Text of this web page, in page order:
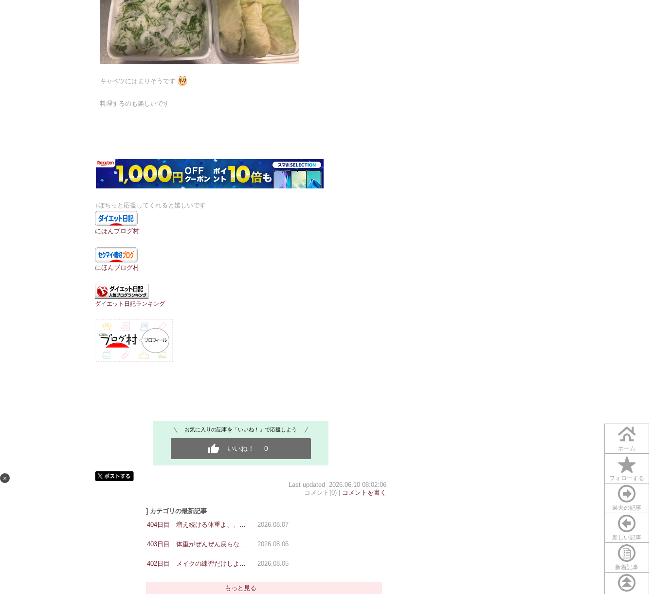
ホーム
フォローする
過去の記事
新しい記事
新着記事
キャベツにはまりそうです
料理するのも楽しいです
↓ぼちっと応援してくれると嬉しいです
にほんブログ村
にほんブログ村
ダイエット日記ランキング
お気に入りの記事を「いいね！」で応援しよう
いいね！ 0
Last updated 2026.06.10 08:02:06
コメント(0) |
コメントを書く
[ダイエット日記] カテゴリの最新記事
ダイエット404日目 増え続ける体重よ、、…
2026.08.07
ダイエット403日目 体重がぜんぜん戻らな… 2026.08.06
ダイエット402日目 メイクの練習だけしよ… 2026.08.05
もっと見る
×